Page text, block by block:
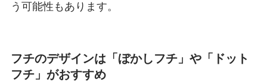
う可能性もあります。
フチのデザインは「ぼかしフチ」や「ドット
フチ」がおすすめ